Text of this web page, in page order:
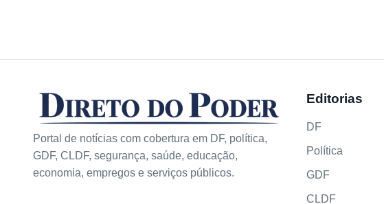
Portal de notícias com cobertura em DF, política,
GDF, CLDF, segurança, saúde, educação,
economia, empregos e serviços públicos.
Editorias
DF
Política
GDF
CLDF